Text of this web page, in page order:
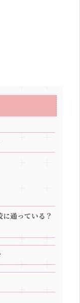
通っている？